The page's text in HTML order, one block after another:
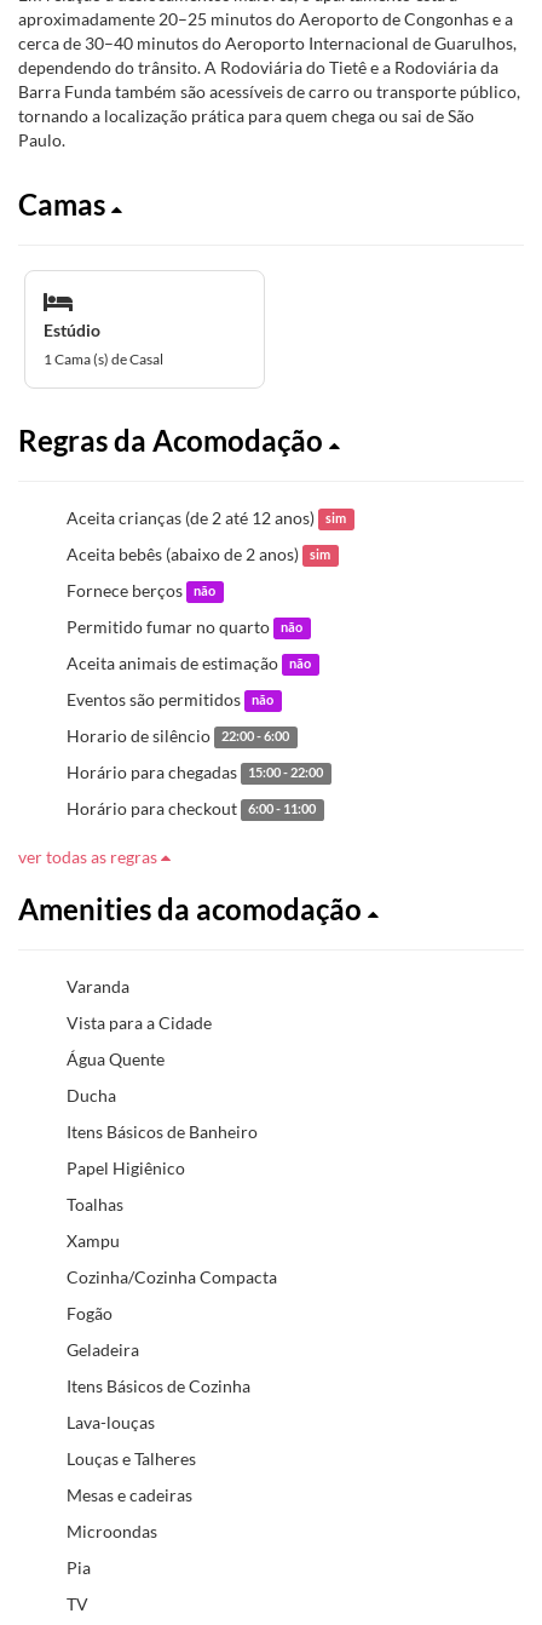
aproximadamente 20–25 minutos do Aeroporto de Congonhas e a
cerca de 30–40 minutos do Aeroporto Internacional de Guarulhos,
dependendo do trânsito. A Rodoviária do Tietê e a Rodoviária da
Barra Funda também são acessíveis de carro ou transporte público,
tornando a localização prática para quem chega ou sai de São
Paulo.
Camas
Estúdio
1 Cama (s) de Casal
Regras da Acomodação
Aceita crianças (de 2 até 12 anos) sim
Aceita bebês (abaixo de 2 anos) sim
Fornece berços não
Permitido fumar no quarto não
Aceita animais de estimação não
Eventos são permitidos não
Horario de silêncio 22:00 - 6:00
Horário para chegadas 15:00 - 22:00
Horário para checkout 6:00 - 11:00
ver todas as regras
Amenities da acomodação
Varanda
Vista para a Cidade
Água Quente
Ducha
Itens Básicos de Banheiro
Papel Higiênico
Toalhas
Xampu
Cozinha/Cozinha Compacta
Fogão
Geladeira
Itens Básicos de Cozinha
Lava-louças
Louças e Talheres
Mesas e cadeiras
Microondas
Pia
TV